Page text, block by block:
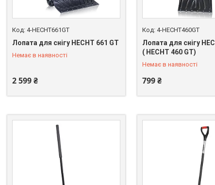
4-HECHT661GT
Лопата для снігу HECHT 661 GT
Немає в наявності
2 599 ₴
4-HECHT460GT
Лопата для снігу
( HECHT 460 GT)
Немає в наявності
799 ₴
+380 (67) 669-92-15